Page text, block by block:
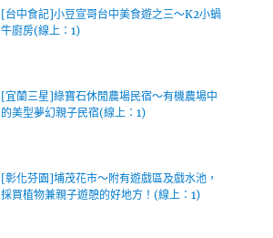
[台中食記]小豆宣哥台中美食遊之三～K2小蝸
牛廚房(線上：1)
[宜蘭三星]綠寶石休閒農場民宿～有機農場中
的美型夢幻親子民宿(線上：1)
[彰化芬園]埔茂花市～附有遊戲區及戲水池，
採買植物兼親子遊憩的好地方！(線上：1)